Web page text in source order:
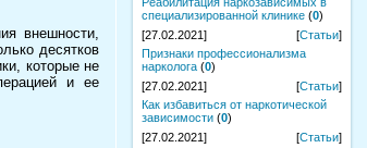
внешности,
десятков
которые не
и ее
специализированной клинике (0)
[27.02.2021]
[Статьи]
Признаки профессионализма
нарколога (0)
[27.02.2021]
[Статьи]
Как избавиться от наркотической
зависимости (0)
[27.02.2021]
[Статьи]